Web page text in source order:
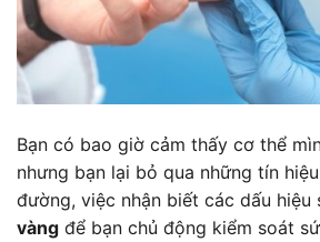
Bạn có bao giờ cảm thấy cơ thể
nhưng bạn lại bỏ qua những tín
đường, việc nhận biết các dấu hiệu
vàng để bạn chủ động kiểm soát